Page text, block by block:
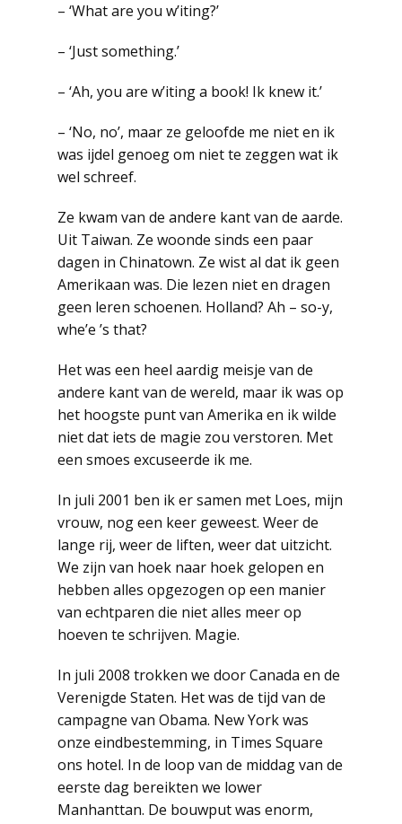
– ‘What are you w’iting?’
– ‘Just something.’
– ‘Ah, you are w’iting a book! Ik knew it.’
– ‘No, no’, maar ze geloofde me niet en ik
was ijdel genoeg om niet te zeggen wat ik
wel schreef.
Ze kwam van de andere kant van de aarde.
Uit Taiwan. Ze woonde sinds een paar
dagen in Chinatown. Ze wist al dat ik geen
Amerikaan was. Die lezen niet en dragen
geen leren schoenen. Holland? Ah – so-y,
whe’e ’s that?
Het was een heel aardig meisje van de
andere kant van de wereld, maar ik was op
het hoogste punt van Amerika en ik wilde
niet dat iets de magie zou verstoren. Met
een smoes excuseerde ik me.
In juli 2001 ben ik er samen met Loes, mijn
vrouw, nog een keer geweest. Weer de
lange rij, weer de liften, weer dat uitzicht.
We zijn van hoek naar hoek gelopen en
hebben alles opgezogen op een manier
van echtparen die niet alles meer op
hoeven te schrijven. Magie.
In juli 2008 trokken we door Canada en de
Verenigde Staten. Het was de tijd van de
campagne van Obama. New York was
onze eindbestemming, in Times Square
ons hotel. In de loop van de middag van de
eerste dag bereikten we lower
Manhanttan. De bouwput was enorm,